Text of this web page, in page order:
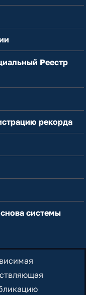
Реестр
рекорда
системы